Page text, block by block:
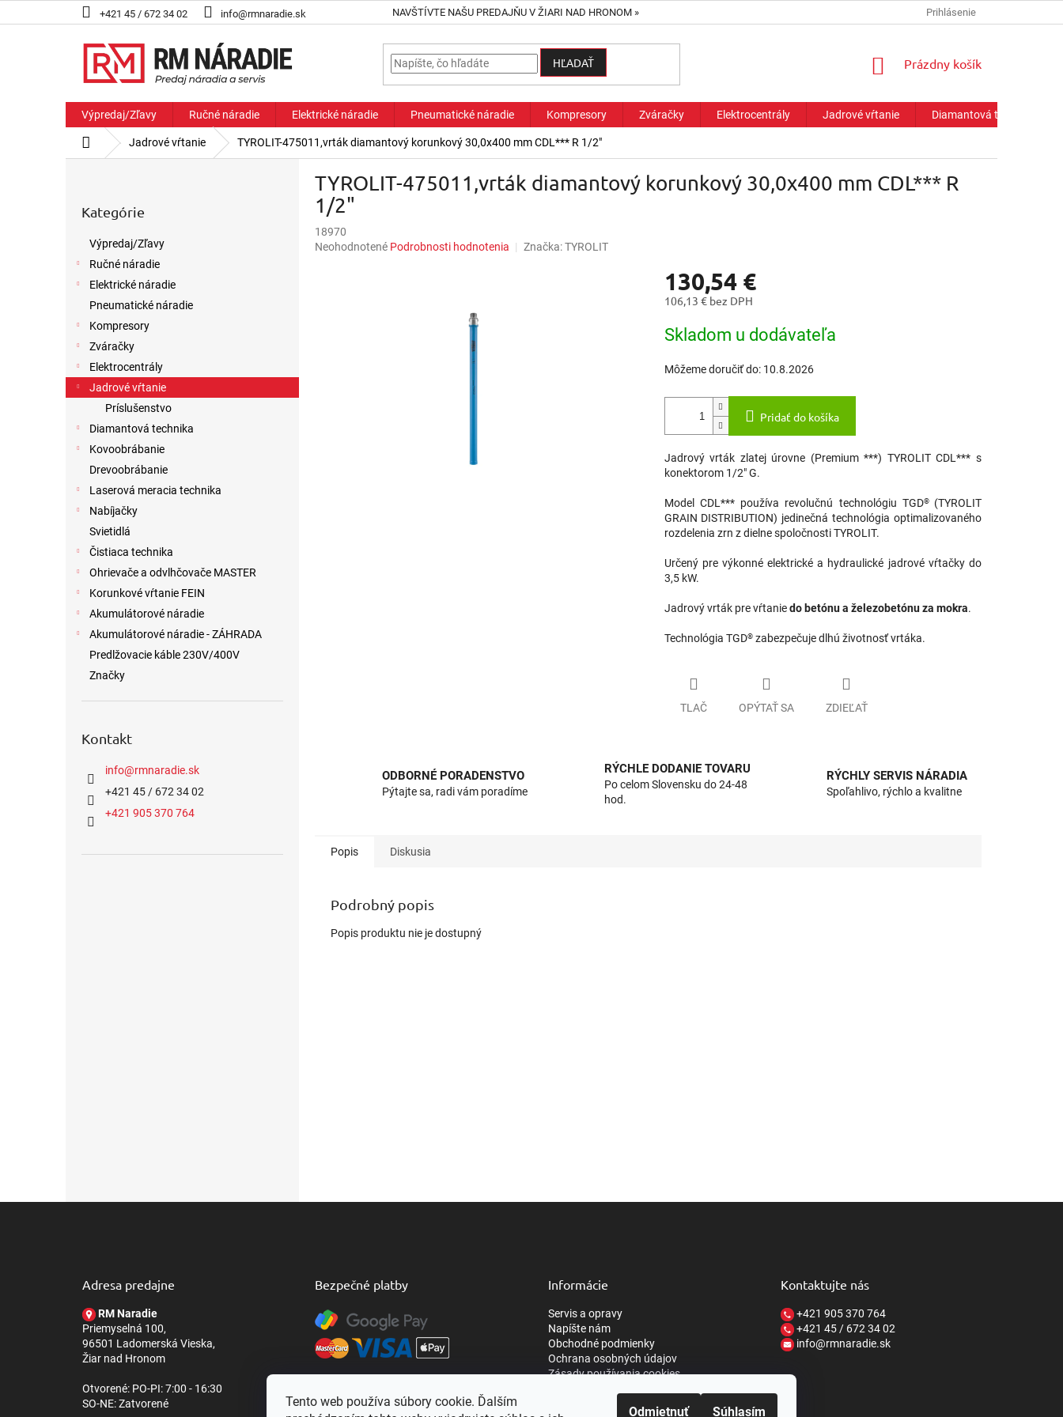
Tento web používa súbory cookie. Ďalším
Odmietnuť Súhlasím
na
+421 45 / 672 34 02 info@rmnaradie.sk NAVŠTÍVTE NAŠU PREDAJŇU V ŽIARI NAD HRONOM » Prihlásenie
HĽADAŤ
NÁKUPNÝ
Prázdny košík
Výpredaj/Zľavy Ručné náradie Elektrické náradie Pneumatické náradie Kompresory Zváračky Elektrocentrály Jadrové vŕtanie Diamantová technika
DomovJadrové vŕtanie TYROLIT-475011,vrták diamantový korunkový 30,0x400 mm CDL*** R 1/2"
kategórie
Kategórie
Výpredaj/Zľavy
Ručné náradie
Elektrické náradie
Pneumatické náradie
Kompresory
Zváračky
Elektrocentrály
Jadrové vŕtanie
Príslušenstvo
Diamantová technika
Kovoobrábanie
Drevoobrábanie
Laserová meracia technika
Nabíjačky
Svietidlá
Čistiaca technika
Ohrievače a odvlhčovače MASTER
Korunkové vŕtanie FEIN
Akumulátorové náradie
Akumulátorové náradie - ZÁHRADA
Predlžovacie káble 230V/400V
Značky
Kontakt
info@rmnaradie.sk
+421 45 / 672 34 02
+421 905 370 764
TYROLIT-475011,vrták diamantový korunkový 30,0x400 mm CDL*** R
1/2"
18970
Priemerné
Neohodnotené Podrobnosti hodnotenia Značka:TYROLIT
130,54 €
106,13 € bez DPH
cena:
Skladom u dodávateľa
Môžeme doručiť do: 10.8.2026
Pridať do košíka
Jadrový vrták zlatej úrovne (Premium ***) TYROLIT CDL*** s
konektorom 1/2" G.
Model CDL*** používa revolučnú technológiu TGD® (TYROLIT
GRAIN DISTRIBUTION) jedinečná technológia optimalizovaného
rozdelenia zrn z dielne spoločnosti TYROLIT.
Určený pre výkonné elektrické a hydraulické jadrové vŕtačky do
3,5 kW.
Jadrový vrták pre vŕtaniedo betónu a železobetónu za mokra.
Technológia TGD®zabezpečuje dlhú životnosť vrtáka.
TLAČ OPÝTAŤ SA ZDIEĽAŤ
ODBORNÉ PORADENSTVO
Pýtajte sa, radi vám poradíme
RÝCHLE DODANIE TOVARU
Po celom Slovensku do 24-48
hod.
RÝCHLY SERVIS NÁRADIA
Spoľahlivo, rýchlo a kvalitne
Popis Diskusia
Podrobný popis
Popis produktu nie je dostupný
Adresa predajne
RM Naradie
Priemyselná 100,
96501 Ladomerská Vieska,
Žiar nad Hronom
Otvorené: PO-PI: 7:00 - 16:30
SO-NE: Zatvorené
Bezpečné platby Informácie
Servis a opravy
Napíšte nám
Obchodné podmienky
Ochrana osobných údajov
Zásady používania cookies
Kontaktujte nás
+421 905 370 764
+421 45 / 672 34 02
info@rmnaradie.sk